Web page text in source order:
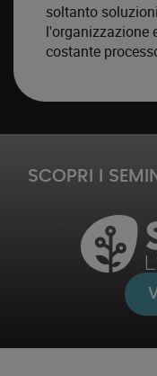
soltanto
l'organizzazione
costante
SCOPRI I